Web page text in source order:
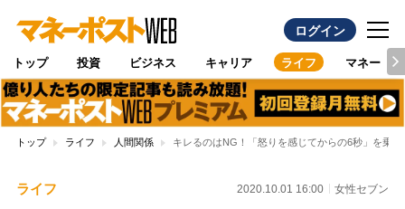
ログイン
トップ 投資 ビジネス キャリア ライフ マネー
トップ ライフ 人間関係 キレるのはNG！「怒りを感じてからの6秒」を乗り
ライフ 2020.10.01 16:00 女性セブン